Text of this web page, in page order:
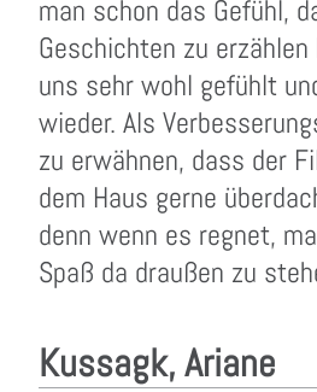
man schon das Gefühl,
Geschichten zu
uns sehr wohl gefühlt
wieder. Als
zu erwähnen, dass der
dem Haus gerne
denn wenn es regnet,
Spaß da draußen zu
Kussagk, Ariane